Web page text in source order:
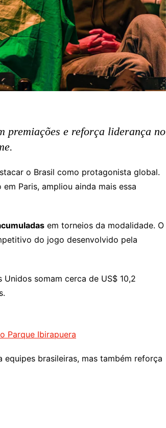
premiações e reforça liderança no
o Brasil como protagonista global.
Paris, ampliou ainda mais essa
em torneios da modalidade. O
do jogo desenvolvido pela
somam cerca de US$ 10,2
Parque Ibirapuera
brasileiras, mas também reforça